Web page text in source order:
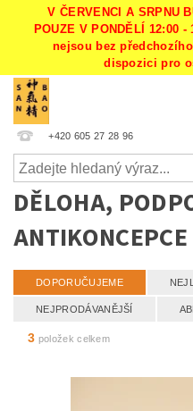
V ČERVENCI A SRPNU
POUZE V PONDĚLÍ 12:00
nejsou bez
dispozici pro
+420 605 27 28 96
DĚLOHA,
ANTIKONCEPCE
DOPORUČUJEME
NEJPRODÁVANĚJŠÍ
3 položek celkem